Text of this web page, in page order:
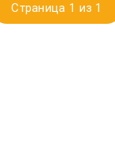
Страница 1 из 1